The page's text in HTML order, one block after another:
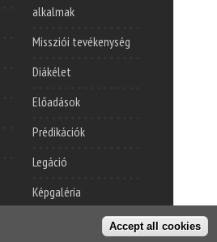
alkalmak
Missziói tevékenység
Diákélet
Előadások
Prédikációk
Legáció
Képgaléria
Accept all cookies